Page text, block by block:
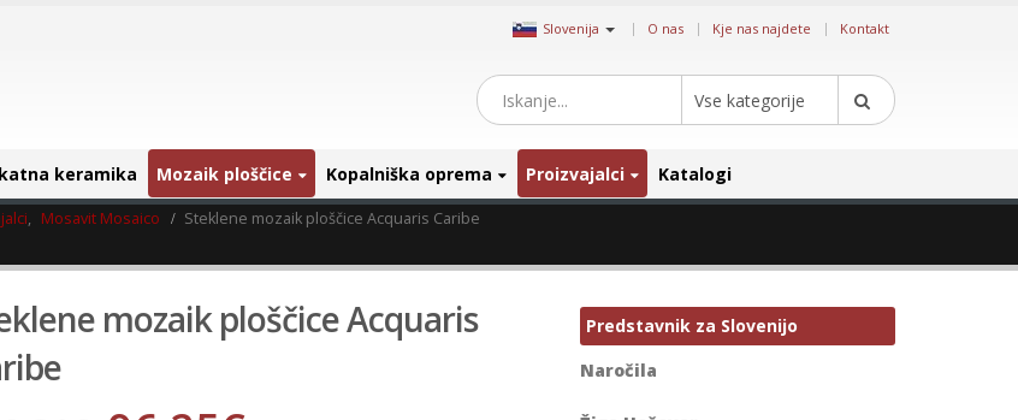
Slovenija | O nas Kje nas najdete Kontakt
Vse kategorije
keramika Mozaik ploščice Kopalniška oprema Proizvajalci Katalogi
, Mosavit Mosaico Steklene mozaik ploščice Acquaris Caribe
mozaik ploščice Acquaris
Predstavnik za Slovenijo
Naročila